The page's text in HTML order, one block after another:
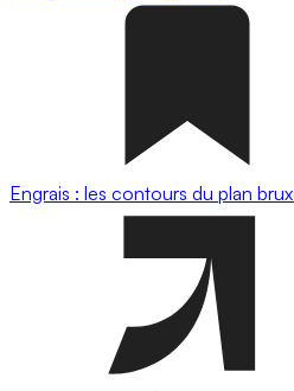
Engrais : les contours du plan